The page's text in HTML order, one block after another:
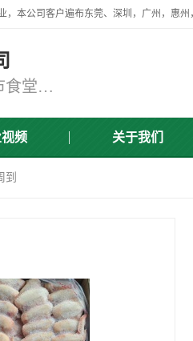
东莞蔬菜配送,深圳市蔬菜配送,深圳市食堂承包,深圳市宝安蔬菜配送,东莞工厂食堂承包,东莞蔬菜配送公司,东莞长安蔬菜配送公司
频 关于我们
到